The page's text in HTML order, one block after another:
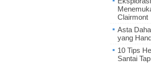
Clairmont
Asta
yang
10 Tips
Santai